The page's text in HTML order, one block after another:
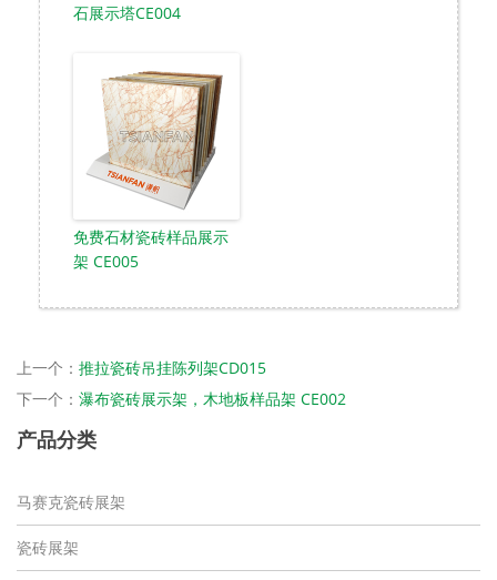
石展示塔CE004
免费石材瓷砖样品展示
架 CE005
上一个： 推拉瓷砖吊挂陈列架CD015
下一个： 瀑布瓷砖展示架，木地板样品架 CE002
产品分类
马赛克瓷砖展架
瓷砖展架